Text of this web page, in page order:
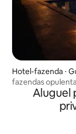
Hotel-fazenda ⋅
fazendas
Aluguel